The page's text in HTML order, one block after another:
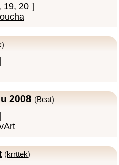
19, 20]
)
2008 (Beat)
(krrttek)